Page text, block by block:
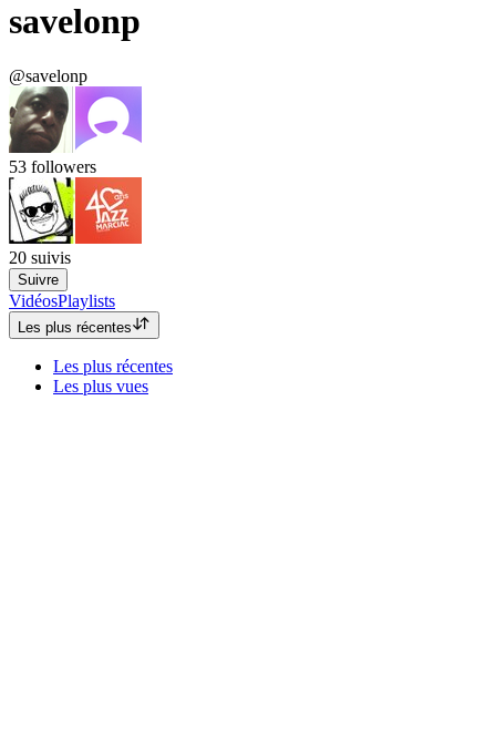
savelonp
@savelonp
53 followers
20 suivis
Suivre
VidéosPlaylists
Les plus récentes
Les plus récentes
Les plus vues